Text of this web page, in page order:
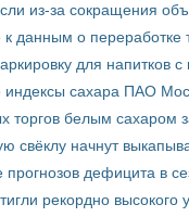
из-за сокращения
данным о переработке
для напитков
сахара ПАО
торгов белым сахаром
свёклу начнут
дефицита в
рекордно высокого